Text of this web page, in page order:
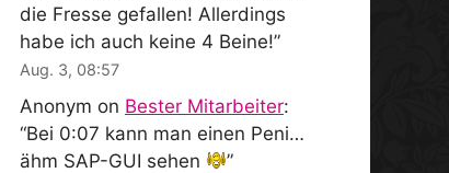
die Fresse gefallen! Allerdings
habe ich auch keine 4 Beine!”
Aug. 3, 08:57
Anonym on Bester Mitarbeiter:
“Bei 0:07 kann man einen Peni…
ähm SAP-GUI sehen
”